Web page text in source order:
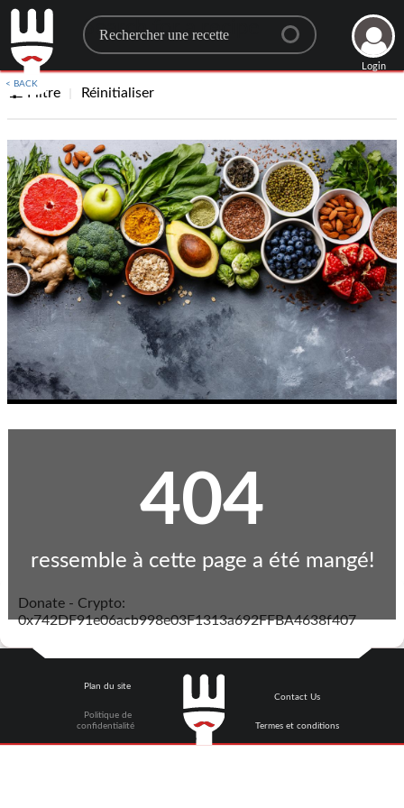
Search for a recipe
Login
Filtre Réinitialiser
< BACK
404
ressemble à cette page a été mangé!
Donate - Crypto:
0x742DF91e06acb998e03F1313a692FFBA4638f407
Plan du site
Politique de
confidentialité
Contact Us
Termes et conditions